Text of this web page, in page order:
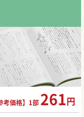
考価格】1部 261 円